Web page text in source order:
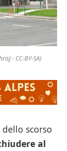
- CC-BY-SA)
scorso
al